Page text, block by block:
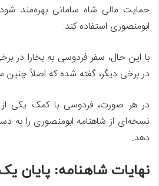
حمایت مالی شاه سامانی بهره‌مند
ابومنصوری استفاده کند.
با این حال، سفر فردوسی به بخارا در
در برخی دیگر، گفته شده که اصلاً چنین
در هر صورت، فردوسی با کمک یکی
نسخه‌ای از شاهنامه ابومنصوری را به
دهد.
نهایات شاهنامه: پایان یک